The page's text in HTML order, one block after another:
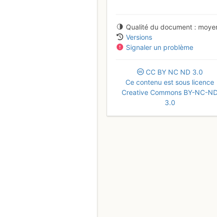
Qualité du document
Versions
Signaler un problème
CC BY NC ND 3.0
Ce contenu est sous licence
Creative Commons BY-NC-
3.0